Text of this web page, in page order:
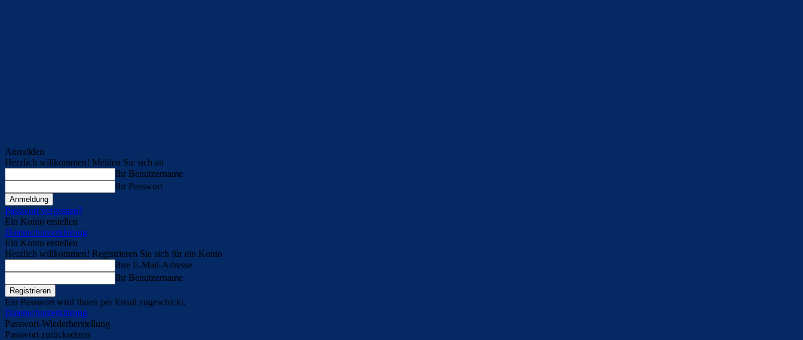
Anmelden
Herzlich willkommen! Melden Sie sich an
Ihr Benutzername
Ihr Passwort
Passwort vergessen?
Ein Konto erstellen
Datenschutzerklärung
Ein Konto erstellen
Herzlich willkommen! Registrieren Sie sich für ein Konto
Ihre E-Mail-Adresse
Ihr Benutzername
Ein Passwort wird Ihnen per Email zugeschickt.
Datenschutzerklärung
Passwort-Wiederherstellung
Passwort zurücksetzen